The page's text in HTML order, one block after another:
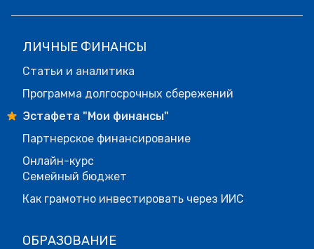
ЛИЧНЫЕ ФИНАНСЫ
Статьи и аналитика
Программа долгосрочных сбережений
Эстафета "Мои финансы"
Партнерское финансирование
Онлайн-курс
Семейный бюджет
Как грамотно инвестировать через ИИС
ОБРАЗОВАНИЕ